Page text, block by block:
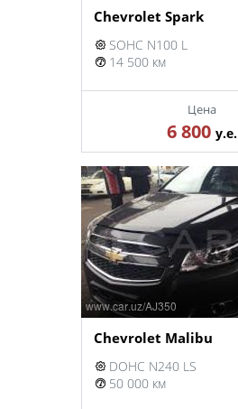
Chevrolet Spark
SOHC N100 L
14 500 км
Цена
6 800 у.е.
Chevrolet Malibu
DOHC N240 LS
50 000 км